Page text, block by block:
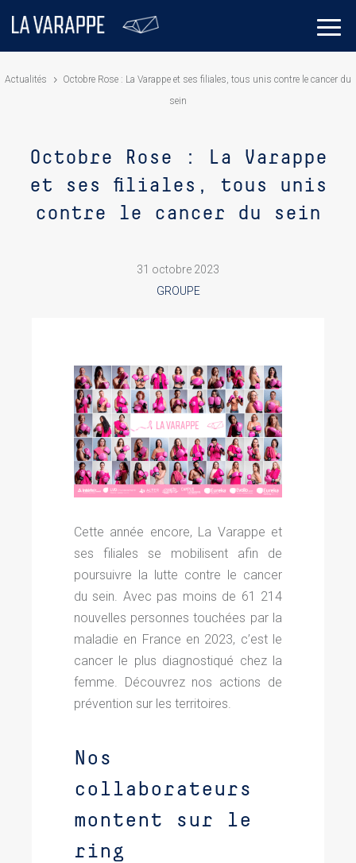
Actualités
Octobre Rose : La Varappe et ses filiales, tous unis contre le cancer du
sein
Octobre Rose : La Varappe
et ses filiales, tous unis
contre le cancer du sein
31 octobre 2023
GROUPE
Cette année encore, La Varappe et
ses filiales se mobilisent afin de
poursuivre la lutte contre le cancer
du sein. Avec pas moins de 61 214
nouvelles personnes touchées par la
maladie en France en 2023, c’est le
cancer le plus diagnostiqué chez la
femme. Découvrez nos actions de
prévention sur les territoires.
Nos
collaborateurs
montent sur le
ring